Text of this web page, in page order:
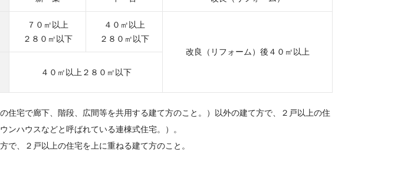
７０㎡以上
２８０㎡以下
４０㎡以上
２８０㎡以下
改良（リフォーム）後４０㎡以上
４０㎡以上２８０㎡以下
住宅で廊下、階段、広間等を共用する建て方のこと。）以外の建て方で、２戸以上の住
ンハウスなどと呼ばれている連棟式住宅。）。
で、２戸以上の住宅を上に重ねる建て方のこと。